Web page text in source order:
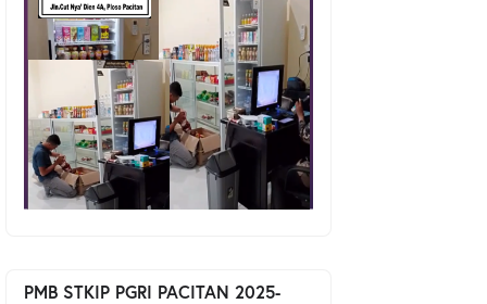
PMB STKIP PGRI PACITAN 2025-